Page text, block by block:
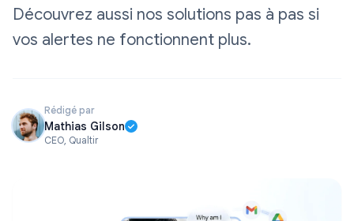
Découvrez aussi nos solutions pas à pas si
vos alertes ne fonctionnent plus.
Rédigé par
Mathias Gilson
CEO, Qualtir